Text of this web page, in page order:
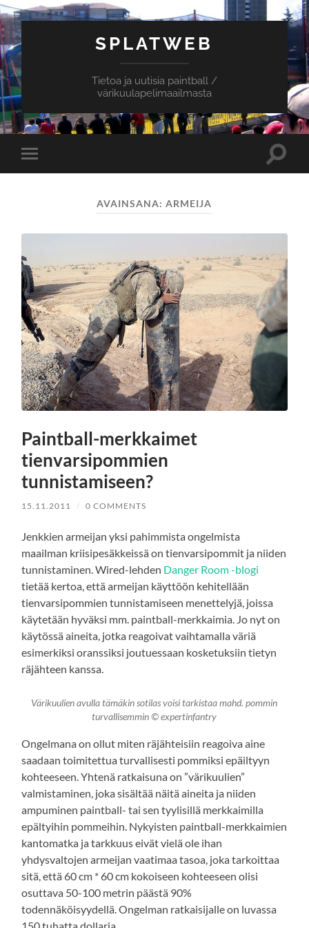
SPLATWEB
Tietoa ja uutisia paintball /
värikuulapelimaailmasta
Toggle
mobile
Toggle
AVAINSANA:ARMEIJA
Paintball-merkkaimet
tienvarsipommien
tunnistamiseen?
15.11.2011 / 0 COMMENTS
Jenkkien armeijan yksi pahimmista ongelmista
maailman kriisipesäkkeissä on tienvarsipommit ja niiden
tunnistaminen. Wired-lehden Danger Room -blogi
tietää kertoa, että armeijan käyttöön kehitellään
tienvarsipommien tunnistamiseen menettelyjä, joissa
käytetään hyväksi mm. paintball-merkkaimia. Jo nyt on
käytössä aineita, jotka reagoivat vaihtamalla väriä
esimerkiksi oranssiksi joutuessaan kosketuksiin tietyn
räjähteen kanssa.
Värikuulien avulla tämäkin sotilas voisi tarkistaa mahd. pommin
turvallisemmin © expertinfantry
Ongelmana on ollut miten räjähteisiin reagoiva aine
saadaan toimitettua turvallisesti pommiksi epäiltyyn
kohteeseen. Yhtenä ratkaisuna on ”värikuulien”
valmistaminen, joka sisältää näitä aineita ja niiden
ampuminen paintball- tai sen tyylisillä merkkaimilla
epältyihin pommeihin. Nykyisten paintball-merkkaimien
kantomatka ja tarkkuus eivät vielä ole ihan
yhdysvaltojen armeijan vaatimaa tasoa, joka tarkoittaa
sitä, että 60 cm * 60 cm kokoiseen kohteeseen olisi
osuttava 50-100 metrin päästä 90%
todennäköisyydellä. Ongelman ratkaisijalle on luvassa